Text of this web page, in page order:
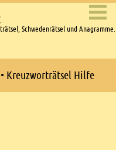
Schwedenrätsel und Anagramme.
Kreuzworträtsel Hilfe